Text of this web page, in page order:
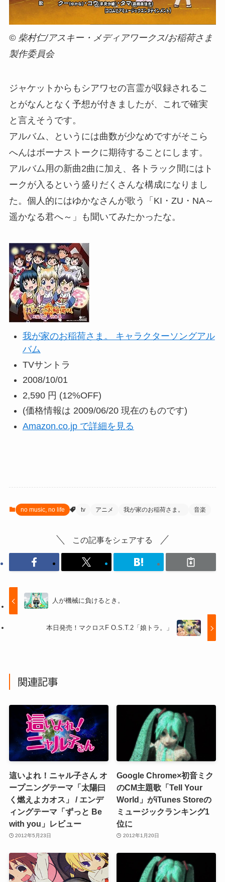
© 柴村仁/アスキー・メディアワークス/お稲荷さま
製作委員会
ジャケットからもシアワセの言霊が収録されるこ
とがなんとなく予想が付きましたが、これで確実
と言えそうです。
アルバム、というには曲数が少なめですがそこら
へんはボーナストークに期待することにします。
アルバム用の新曲2曲に加え、各トラック間にはト
ークが入るという盛りだくさんな構成になりまし
た。個人的にはゆかなさんが歌う「KI・ZU・NA～
遥かなる君へ～」も聞いてみたかったな。
我が家のお稲荷さま。 キャラクターソングアル
バム
TVサントラ
2008/10/01
2,590 円 (12%OFF)
(価格情報は 2009/06/20 現在のものです)
Amazon.co.jp で詳細を見る
no music, no life tv アニメ 我が家のお稲荷さま。 音楽
この記事をシェアする
人が機械に負けるとき。
本日発売！マクロスF O.S.T.2「娘トラ。」
関連記事
這いよれ！ニャル子さん オ
ープニングテーマ「太陽曰
く燃えよカオス」 / エンデ
ィングテーマ「ずっと Be
with you」レビュー
2012年5月23日
Google Chrome×初音ミク
のCM主題歌「Tell Your
World」がiTunes Storeの
ミュージックランキング1
位に
2012年1月20日